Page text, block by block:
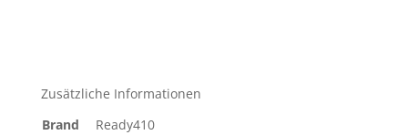
Zusätzliche Informationen
Brand
Ready410